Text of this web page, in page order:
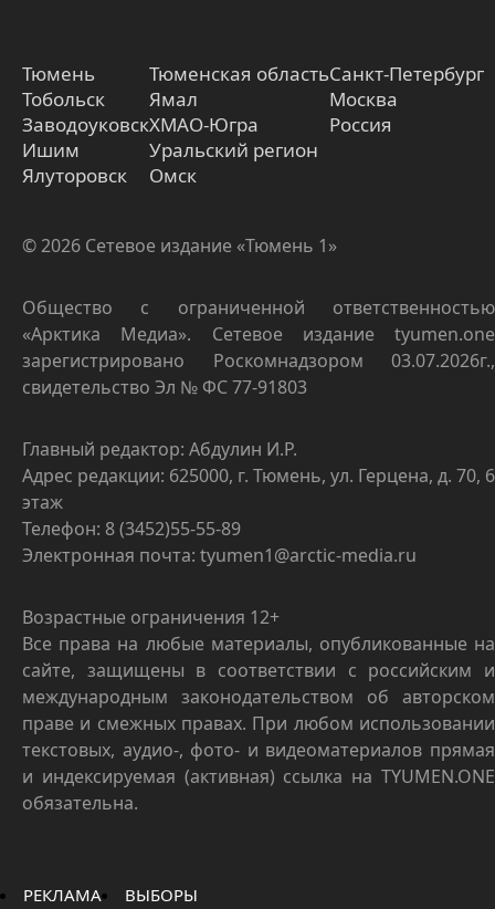
Тюмень
Тобольск
Заводоуковск
Ишим
Ялуторовск
Тюменская область
Ямал
ХМАО-Югра
Уральский регион
Омск
Санкт-Петербург
Москва
Россия
© 2026 Сетевое издание «Тюмень 1»
Общество с ограниченной ответственностью
«Арктика Медиа». Сетевое издание tyumen.one
зарегистрировано Роскомнадзором 03.07.2026г.,
свидетельство Эл № ФС 77-91803
Главный редактор: Абдулин И.Р.
Адрес редакции: 625000, г. Тюмень, ул. Герцена, д. 70, 6
этаж
Телефон: 8 (3452)55-55-89
Электронная почта: tyumen1@arctic-media.ru
Возрастные ограничения 12+
Все права на любые материалы, опубликованные на
сайте, защищены в соответствии с российским и
международным законодательством об авторском
праве и смежных правах. При любом использовании
текстовых, аудио-, фото- и видеоматериалов прямая
и индексируемая (активная) ссылка на TYUMEN.ONE
обязательна.
РЕКЛАМА ВЫБОРЫ